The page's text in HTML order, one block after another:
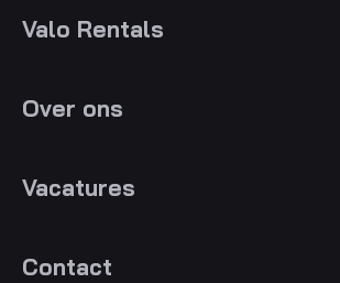
Valo Rentals
Over ons
Vacatures
Contact